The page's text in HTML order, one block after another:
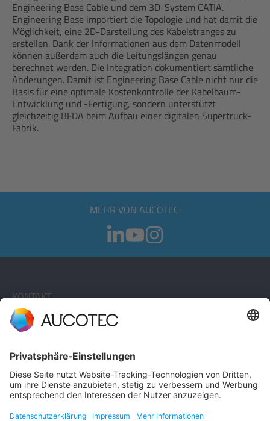
Engineering Base Cable und dem 3D-System CATIA.
Engineering Base importiert die Topologie und hat damit die
Möglichkeit, eine 2D-Darstellung des Kabelstranges zu
erstellen. Dank der Informationen aus dem Datenmodell
können außerdem auch die Leitungslängen genau
berechnet werden. Die Integration dokumentiert sämtliche
Änderungen. Damit ist Engineering Base Cable nicht nur die
Basis für eine optimale Kostenkontrolle der Kabelbaum-
Entwicklung und -Fertigung, sondern unterstützt
gleichzeitig BFDA beim Aufbau einer digitalen Supertruck-
Fabrik.
MEHR VON AUCOTEC:
KONTAKT
KONTAKT AUFNEHMEN
Telefon +49 511 6103 0
AUCOTEC AG